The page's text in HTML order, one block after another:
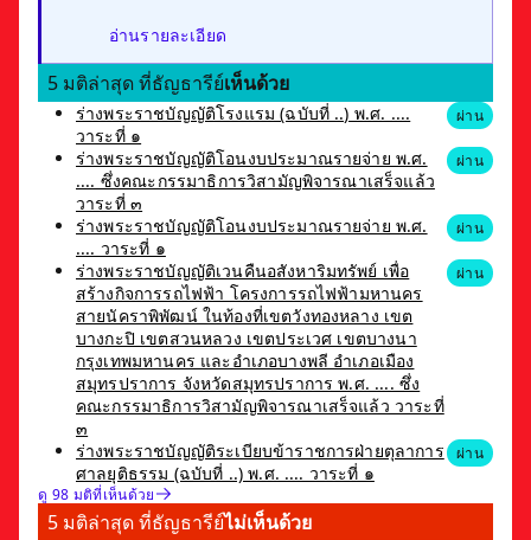
อ่านรายละเอียด
5 มติล่าสุด ที่ธัญธารีย์เห็นด้วย
ร่างพระราชบัญญัติโรงแรม (ฉบับที่ ..) พ.ศ. ....
วาระที่ ๑
ผ่าน
ร่างพระราชบัญญัติโอนงบประมาณรายจ่าย พ.ศ.
.... ซึ่งคณะกรรมาธิการวิสามัญพิจารณาเสร็จแล้ว
วาระที่ ๓
ผ่าน
ร่างพระราชบัญญัติโอนงบประมาณรายจ่าย พ.ศ.
.... วาระที่ ๑
ผ่าน
ร่างพระราชบัญญัติเวนคืนอสังหาริมทรัพย์ เพื่อ
สร้างกิจการรถไฟฟ้า โครงการรถไฟฟ้ามหานคร
สายนัคราพิพัฒน์ ในท้องที่เขตวังทองหลาง เขต
บางกะปิ เขตสวนหลวง เขตประเวศ เขตบางนา
กรุงเทพมหานคร และอำเภอบางพลี อำเภอเมือง
สมุทรปราการ จังหวัดสมุทรปราการ พ.ศ. .... ซึ่ง
คณะกรรมาธิการวิสามัญพิจารณาเสร็จแล้ว วาระที่
๓
ผ่าน
ร่างพระราชบัญญัติระเบียบข้าราชการฝ่ายตุลาการ
ศาลยุติธรรม (ฉบับที่ ..) พ.ศ. .... วาระที่ ๑
ผ่าน
ดู 98 มติที่เห็นด้วย
5 มติล่าสุด ที่ธัญธารีย์ไม่เห็นด้วย